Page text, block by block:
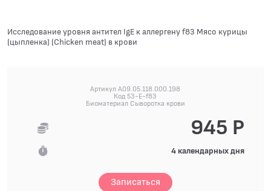
Исследование уровня антител IgE к аллергену f83 Мясо курицы
(цыпленкa) (Chicken meat) в крови
Артикул A09.05.118.000.198
Код 53-E-f83
Биоматериал Сыворотка крови
945 Р
4 календарных дня
Записаться